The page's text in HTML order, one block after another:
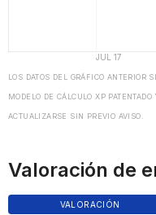
LOS DATOS DEL GRÁFICO ANTERIOR
MODELO DE CÁLCULO XP
ACTUALIZARSE SIN PREVIO AVISO.
Valoración de
VALORACIÓN